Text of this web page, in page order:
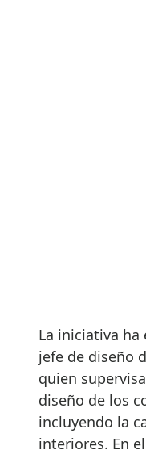
La iniciativa ha
jefe de diseño
quien
diseño de los
incluyendo la
interiores. En